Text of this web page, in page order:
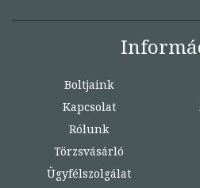
Boltjaink
Kapcsolat
Rólunk
Törzsvásárló
Ügyfélszolgálat